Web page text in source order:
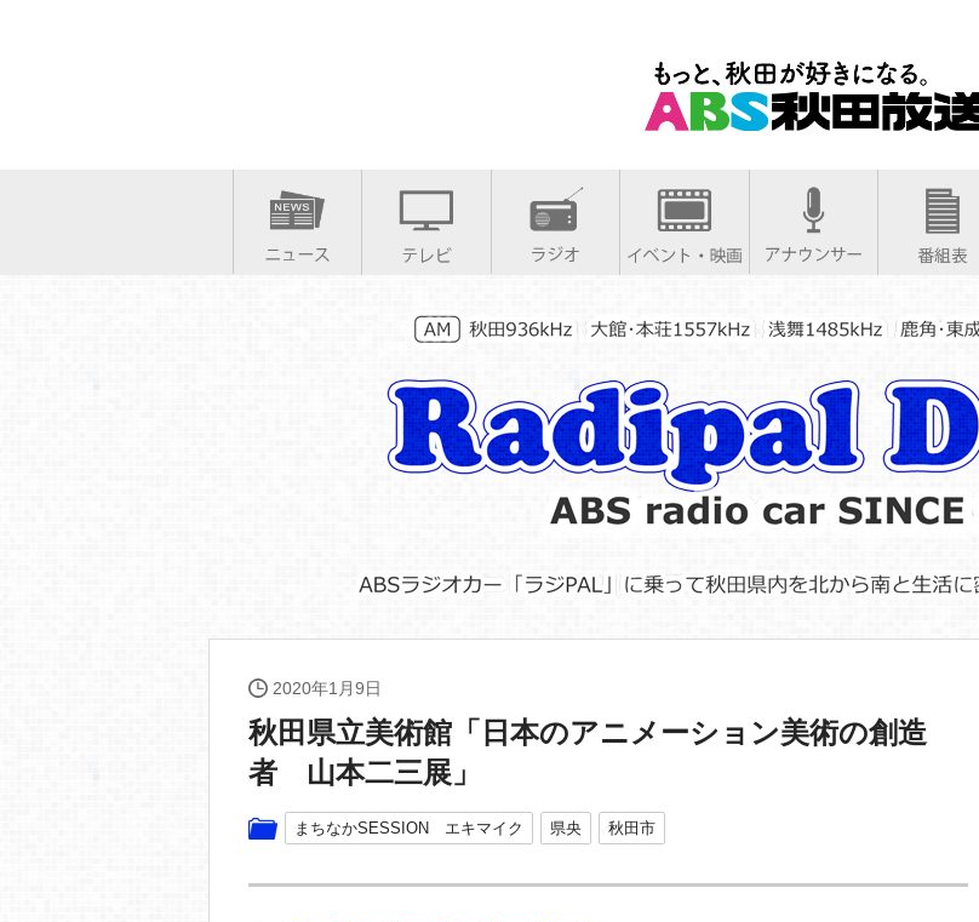
2020年1月9日
秋田県立美術館「日本のアニメーション美術の創造
者 山本二三展」
まちなかSESSION エキマイク 県央 秋田市